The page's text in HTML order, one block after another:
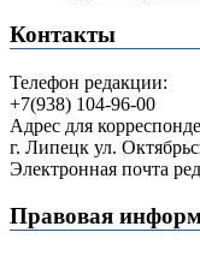
Контакты
Телефон редакции:
+7(938) 104-96-00
Адрес для
г. Липецк ул.
Электронная почта
Правовая